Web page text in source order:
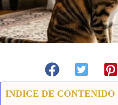
INDICE DE CONTENIDO